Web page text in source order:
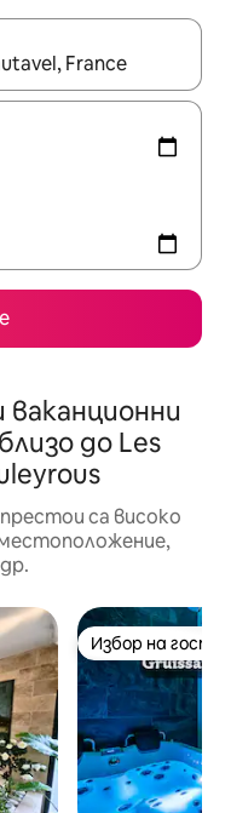
използвайте
ваканционни
до Les
са високо
Избор на
Избор на